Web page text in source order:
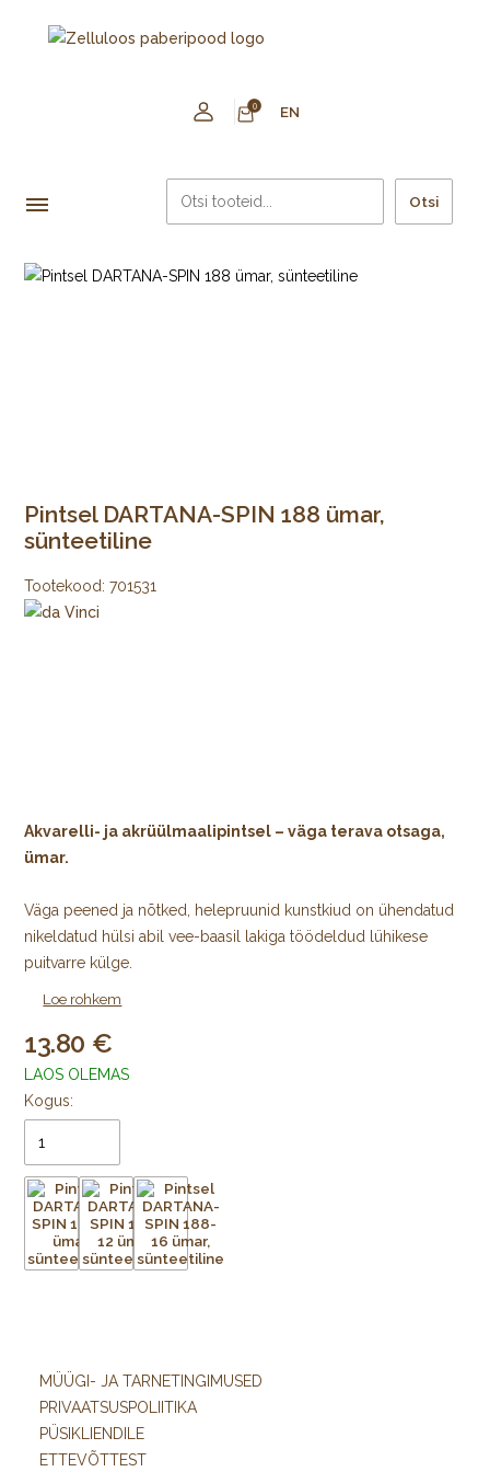
0 EN
Otsi
Pintsel DARTANA-SPIN 188 ümar,
sünteetiline
Tootekood: 701531
Akvarelli- ja akrüülmaalipintsel – väga terava otsaga,
ümar.
Väga peened ja nõtked, helepruunid kunstkiud on ühendatud
nikeldatud hülsi abil vee-baasil lakiga töödeldud lühikese
puitvarre külge.
Da Vinci DARTANA-SPIN kiud võimaldavad vedelate värvidega
Loe rohkem
13.80
LAOS OLEMAS
Kogus:
MÜÜGI- JA TARNETINGIMUSED
PRIVAATSUSPOLIITIKA
PÜSIKLIENDILE
ETTEVÕTTEST